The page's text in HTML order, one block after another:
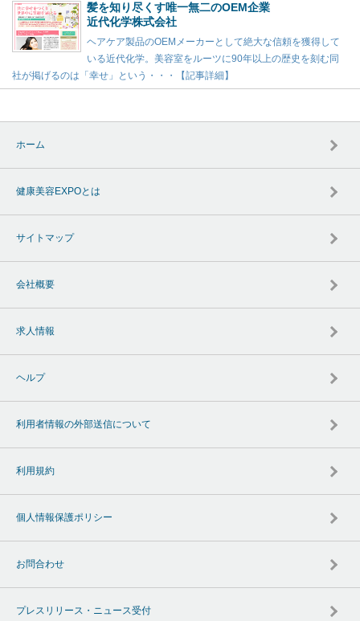
髪を知り尽くす唯一無二のOEM企業
近代化学株式会社
ヘアケア製品のOEMメーカーとして絶大な信頼を獲得して
いる近代化学。美容室をルーツに90年以上の歴史を刻む同
社が掲げるのは「幸せ」という・・・【記事詳細】
ホーム
健康美容EXPOとは
サイトマップ
会社概要
求人情報
ヘルプ
利用者情報の外部送信について
利用規約
個人情報保護ポリシー
お問合わせ
プレスリリース・ニュース受付